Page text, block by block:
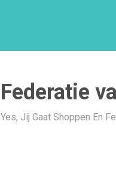
Federatie
Yes, Jij Gaat Shoppen En